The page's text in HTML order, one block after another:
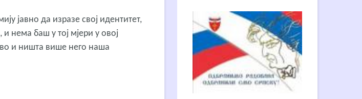
јавно да изразе свој идентитет,
нема баш у тој мјери у овој
и ништа више него наша